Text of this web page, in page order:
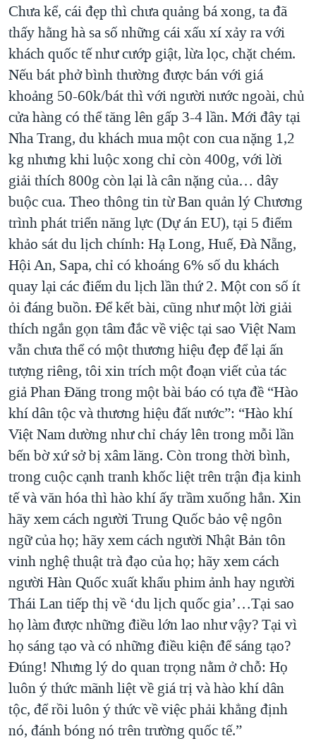
Chưa kể, cái đẹp thì chưa quảng bá xong, ta đã
thấy hằng hà sa số những cái xấu xí xảy ra với
khách quốc tế như cướp giật, lừa lọc, chặt chém.
Nếu bát phở bình thường được bán với giá
khoảng 50-60k/bát thì với người nước ngoài, chủ
cửa hàng có thể tăng lên gấp 3-4 lần. Mới đây tại
Nha Trang, du khách mua một con cua nặng 1,2
kg nhưng khi luộc xong chỉ còn 400g, với lời
giải thích 800g còn lại là cân nặng của… dây
buộc cua. Theo thông tin từ Ban quản lý Chương
trình phát triển năng lực (Dự án EU), tại 5 điểm
khảo sát du lịch chính: Hạ Long, Huế, Đà Nẵng,
Hội An, Sapa, chỉ có khoáng 6% số du khách
quay lại các điểm du lịch lần thứ 2. Một con số ít
ỏi đáng buồn. Để kết bài, cũng như một lời giải
thích ngắn gọn tâm đắc về việc tại sao Việt Nam
vẫn chưa thể có một thương hiệu đẹp để lại ấn
tượng riêng, tôi xin trích một đoạn viết của tác
giả Phan Đăng trong một bài báo có tựa đề “Hào
khí dân tộc và thương hiệu đất nước”: “Hào khí
Việt Nam dường như chỉ cháy lên trong mỗi lần
bến bờ xứ sở bị xâm lăng. Còn trong thời bình,
trong cuộc cạnh tranh khốc liệt trên trận địa kinh
tế và văn hóa thì hào khí ấy trầm xuống hẳn. Xin
hãy xem cách người Trung Quốc bảo vệ ngôn
ngữ của họ; hãy xem cách người Nhật Bản tôn
vinh nghệ thuật trà đạo của họ; hãy xem cách
người Hàn Quốc xuất khẩu phim ảnh hay người
Thái Lan tiếp thị về ‘du lịch quốc gia’…Tại sao
họ làm được những điều lớn lao như vậy? Tại vì
họ sáng tạo và có những điều kiện để sáng tạo?
Đúng! Nhưng lý do quan trọng nằm ở chỗ: Họ
luôn ý thức mãnh liệt về giá trị và hào khí dân
tộc, để rồi luôn ý thức về việc phải khẳng định
nó, đánh bóng nó trên trường quốc tế.”